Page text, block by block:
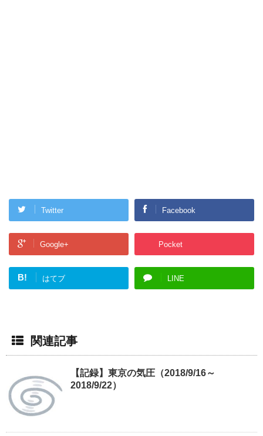
Twitter Facebook
Google+ Pocket
B! はてブ LINE
関連記事
【記録】東京の気圧（2018/9/16～
2018/9/22）